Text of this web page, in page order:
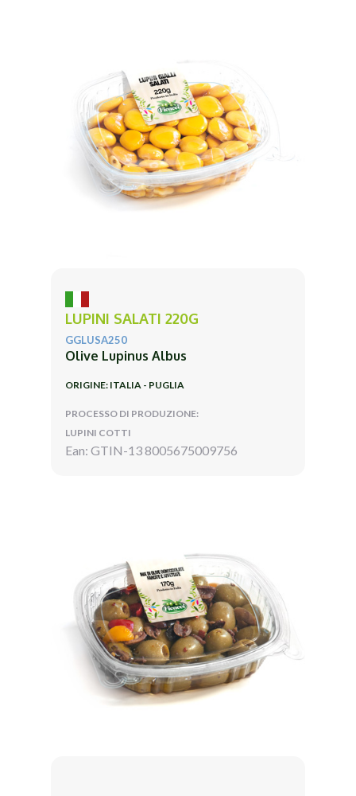
LUPINI SALATI 220G
GGLUSA250
Olive Lupinus Albus
ORIGINE: ITALIA - PUGLIA
PROCESSO DI PRODUZIONE:
LUPINI COTTI
Ean: GTIN-13 8005675009756